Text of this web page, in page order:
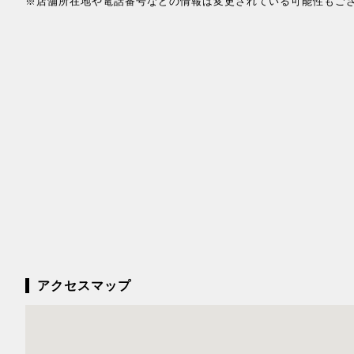
アクセスマップ